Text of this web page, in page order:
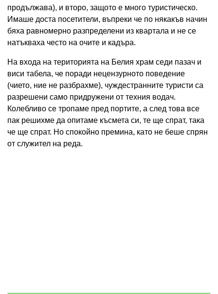
продължава), и второ, защото е много туристическо.
Имаше доста посетители, въпреки че по някакъв начин
бяха равномерно разпределени из квартала и не се
натъкваха често на очите и кадъра.
На входа на територията на Белия храм седи пазач и
виси табела, че поради нецензурното поведение
(чието, ние не разбрахме), чуждестранните туристи са
разрешени само придружени от техния водач.
Колебливо се тропаме пред портите, а след това все
пак решихме да опитаме късмета си, те ще спрат, така
че ще спрат. Но спокойно премина, като не беше спрян
от служител на реда.